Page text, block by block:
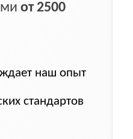
от 2500
наш опыт
стандартов